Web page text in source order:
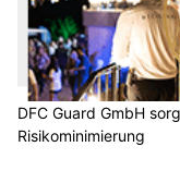
DFC Guard GmbH
Risikominimierung